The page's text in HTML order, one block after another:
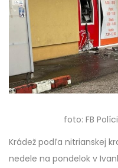
foto: FB
Krádež podľa nitrianskej
nedele na pondelok v